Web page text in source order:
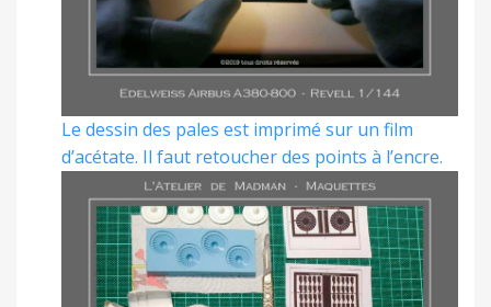
Le dessin des pales est imprimé sur un film
d’acétate. Il faut retoucher des points à l’encre.